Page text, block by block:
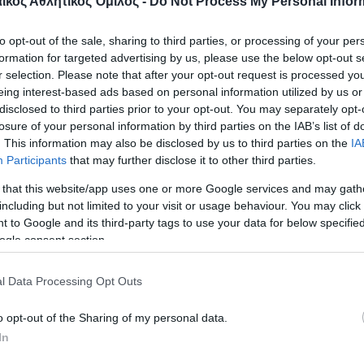
opt-out of the sale, sharing to third parties, or processing of your
for targeted advertising by us, please use the below opt-out
selection. Please note that after your opt-out request is processed
interest-based ads based on personal information utilized by us
to third parties prior to your opt-out. You may separately
of your personal information by third parties on the IAB’s list of
This information may also be disclosed by us to third parties on the
Participants that may further disclose it to other third parties.
that this website/app uses one or more Google services and may
but not limited to your visit or usage behaviour. You may
to Google and its third-party tags to use your data for below
consent section.
Data Processing Opt Outs
opt-out of the Sharing of my personal data.
10, 21-13, 25-19
16, 21-18, 25-21
14, 19-21, 23-25
13, 21-15, 25-17
Παναθηναϊκού Α.Ο. προήλθαν: 6 άσσοι, 50
αντιπάλων και του Α.Ο.Ν.Σ.Μίλων οι πόντοι
47 επιθέσεις, 25 λάθη αντιπάλων.
19, 25-21, 23-25, 25-17) σε 100΄.
Α.Ο. (Δημήτρης Ανδρεόπουλος):